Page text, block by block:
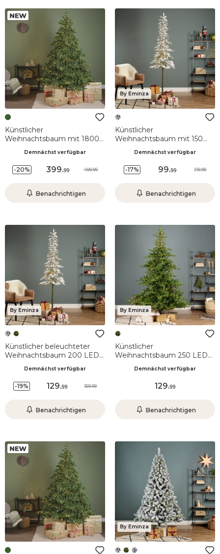
Künstlicher
Weihnachtsbaum mit 1800
Everis Grün
Demnächst verfügbar
-20% 399.99 499.99
Benachrichtigen
By Eminza
Künstlicher
Weihnachtsbaum mit 150
verschneitDemnächst verfügbar
-17% 99.99 119.99
Benachrichtigen
By Eminza
Künstlicher beleuchteter
Weihnachtsbaum 200 LED
verschneitDemnächst verfügbar
-19% 129.99 159.99
Benachrichtigen
By Eminza
Künstlicher
Weihnachtsbaum 250 LED
Tannengrün
Demnächst verfügbar
129.99
Benachrichtigen
By Eminza